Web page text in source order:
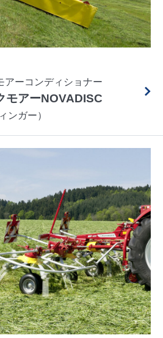
アーコンディショナー
モアーNOVADISC
ンガー）